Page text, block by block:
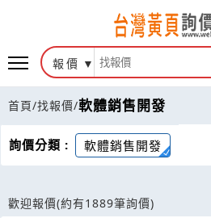
報價
首頁/找報價/軟體銷售開發
詢價分類 : 軟體銷售開發
歡迎報價(約有1889筆詢價)